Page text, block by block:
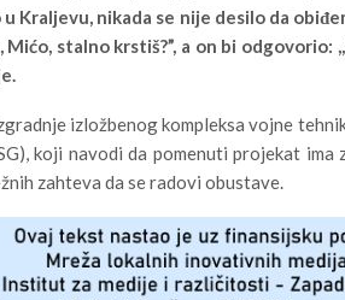
Kraljevu, nikada se nije desilo da
Mićo, stalno krstiš?”, a on bi
izložbenog kompleksa vojne
koji navodi da pomenuti projekat
zahteva da se radovi obustave.